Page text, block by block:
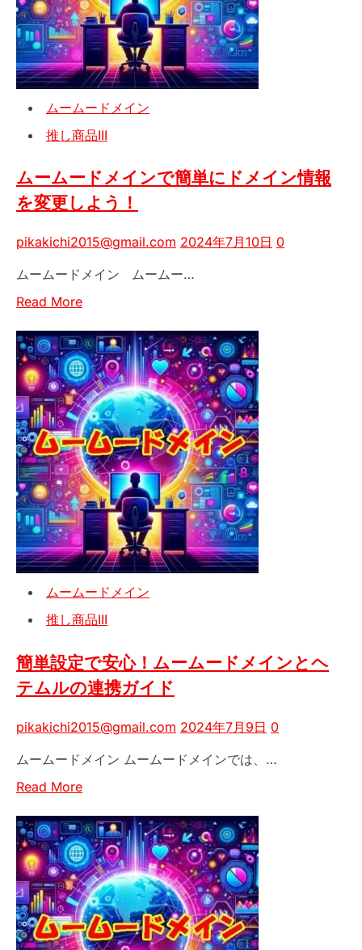
ポ
ー
ト！」
ン
「ド
メ
イ
ン
の
キ
ャ
セ
ル・
金
つ
い
の
ガ
イ
ド
ラ
イ
ン」
ムームードメイン
推し商品III
ムームードメインで簡単にドメイン情報
を変更しよう！
pikakichi2015@gmail.com 2024年7月10日 0
ムームードメイン ムームー…
Read MoreRead
about
ム
ー
ム
ー
ド
メ
イ
ン
で
簡
単
に
ド
メ
イ
情
報
変
し
よ
ムームードメイン
推し商品III
簡単設定で安心！ムームードメインとヘ
テムルの連携ガイド
pikakichi2015@gmail.com 2024年7月9日 0
ムームードメイン ムームードメインでは、…
Read MoreRead
about
簡
単
設
定
で
安